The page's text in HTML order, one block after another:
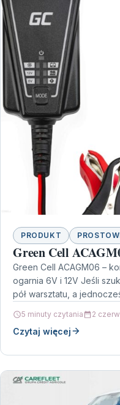
PRODUKT
Green Cell
Green Cell ACAGM06 –
ogarnia 6V i 12V Jeśli
pół warsztatu, a
5 minuty czytania 2
Czytaj więcej